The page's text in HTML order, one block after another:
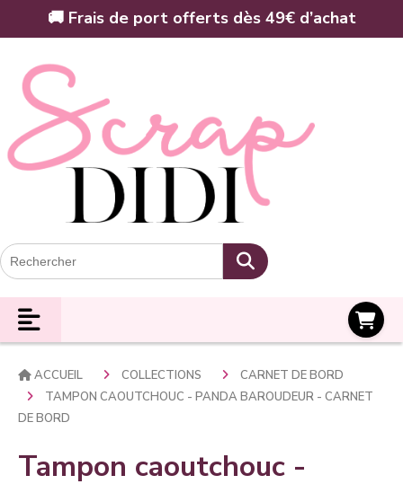
🚚 Frais de port offerts dès 49€ d’achat
ACCUEIL COLLECTIONS
CARNET DE BORD
TAMPON CAOUTCHOUC - PANDA BAROUDEUR - CARNET
DE BORD
Tampon caoutchouc -